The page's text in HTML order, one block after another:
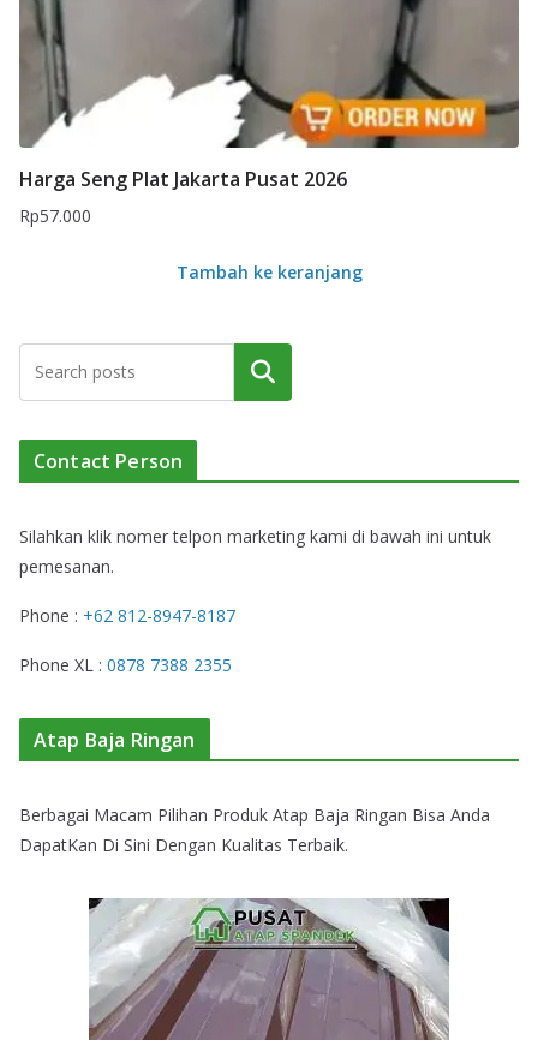
Harga Seng Plat Jakarta Pusat 2026
Rp57.000
Tambah ke keranjang
Cari
Contact Person
Silahkan klik nomer telpon marketing kami di bawah ini untuk
pemesanan.
Phone : +62 812-8947-8187
Phone XL : 0878 7388 2355
Atap Baja Ringan
Berbagai Macam Pilihan Produk Atap Baja Ringan Bisa Anda
DapatKan Di Sini Dengan Kualitas Terbaik.